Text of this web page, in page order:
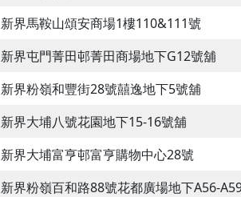
新界馬鞍山頌安商場1樓110&111號
新界屯門菁田邨菁田商場地下G12號舖
新界粉嶺和豐街28號囍逸地下5號舖
新界大埔八號花園地下15-16號舖
新界大埔富亨邨富亨購物中心28號
新界粉嶺百和路88號花都廣場地下A56-